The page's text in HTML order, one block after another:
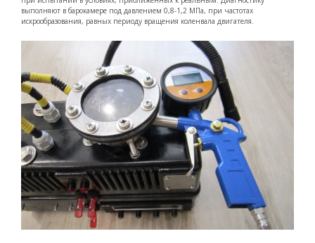
выполняют в барокамере под давлением 0,8-1,2 МПа, при частотах
искрообразования, равных периоду вращения коленвала двигателя.